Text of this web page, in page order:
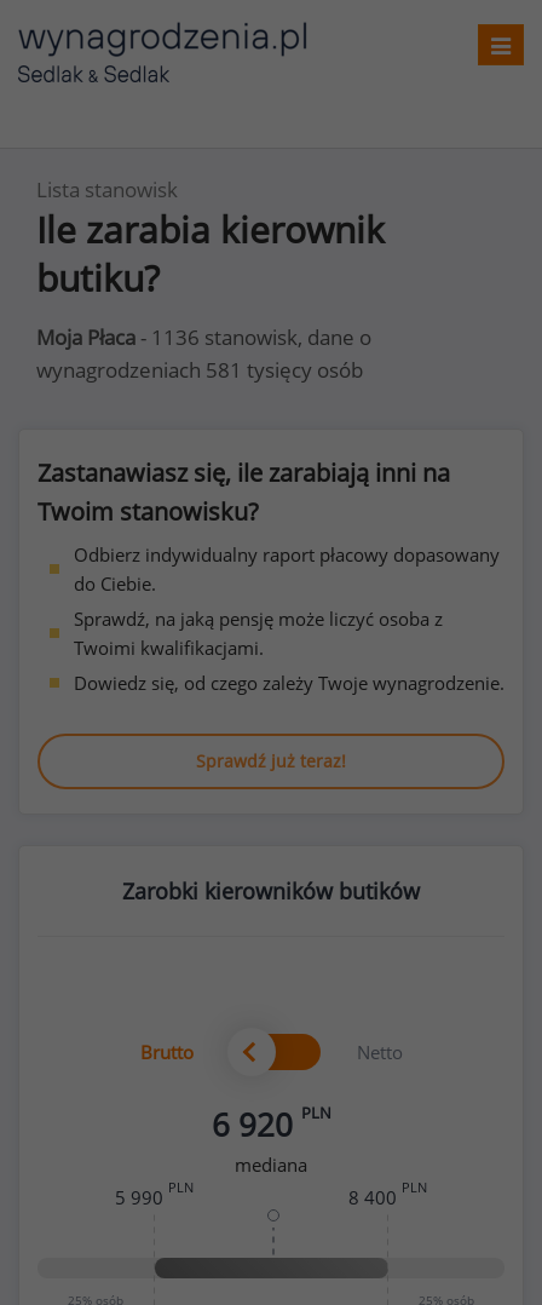
Lista stanowisk
Ile zarabia kierownik
butiku?
Moja Płaca - 1136 stanowisk, dane o
wynagrodzeniach 581 tysięcy osób
Zastanawiasz się, ile zarabiają inni na
Twoim stanowisku?
Odbierz indywidualny raport płacowy dopasowany
do Ciebie.
Sprawdź, na jaką pensję może liczyć osoba z
Twoimi kwalifikacjami.
Dowiedz się, od czego zależy Twoje wynagrodzenie.
Sprawdź już teraz!
Zarobki kierowników butików
Brutto Netto
6 920 PLN
mediana
25% osób
25% osób
5 990 PLN 8 400 PLN